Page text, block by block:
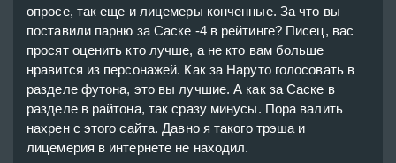
опросе, так еще и лицемеры конченные. За что вы
поставили парню за Саске -4 в рейтинге? Писец, вас
просят оценить кто лучше, а не кто вам больше
нравится из персонажей. Как за Наруто голосовать в
разделе футона, это вы лучшие. А как за Саске в
разделе в райтона, так сразу минусы. Пора валить
нахрен с этого сайта. Давно я такого трэша и
лицемерия в интернете не находил.